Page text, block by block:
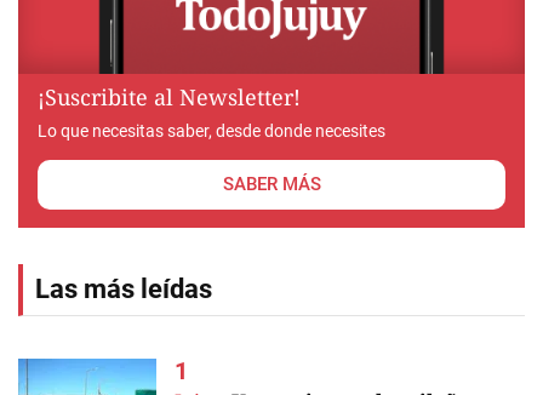
¡Suscribite al Newsletter!
Lo que necesitas saber, desde donde necesites
SABER MÁS
Las más leídas